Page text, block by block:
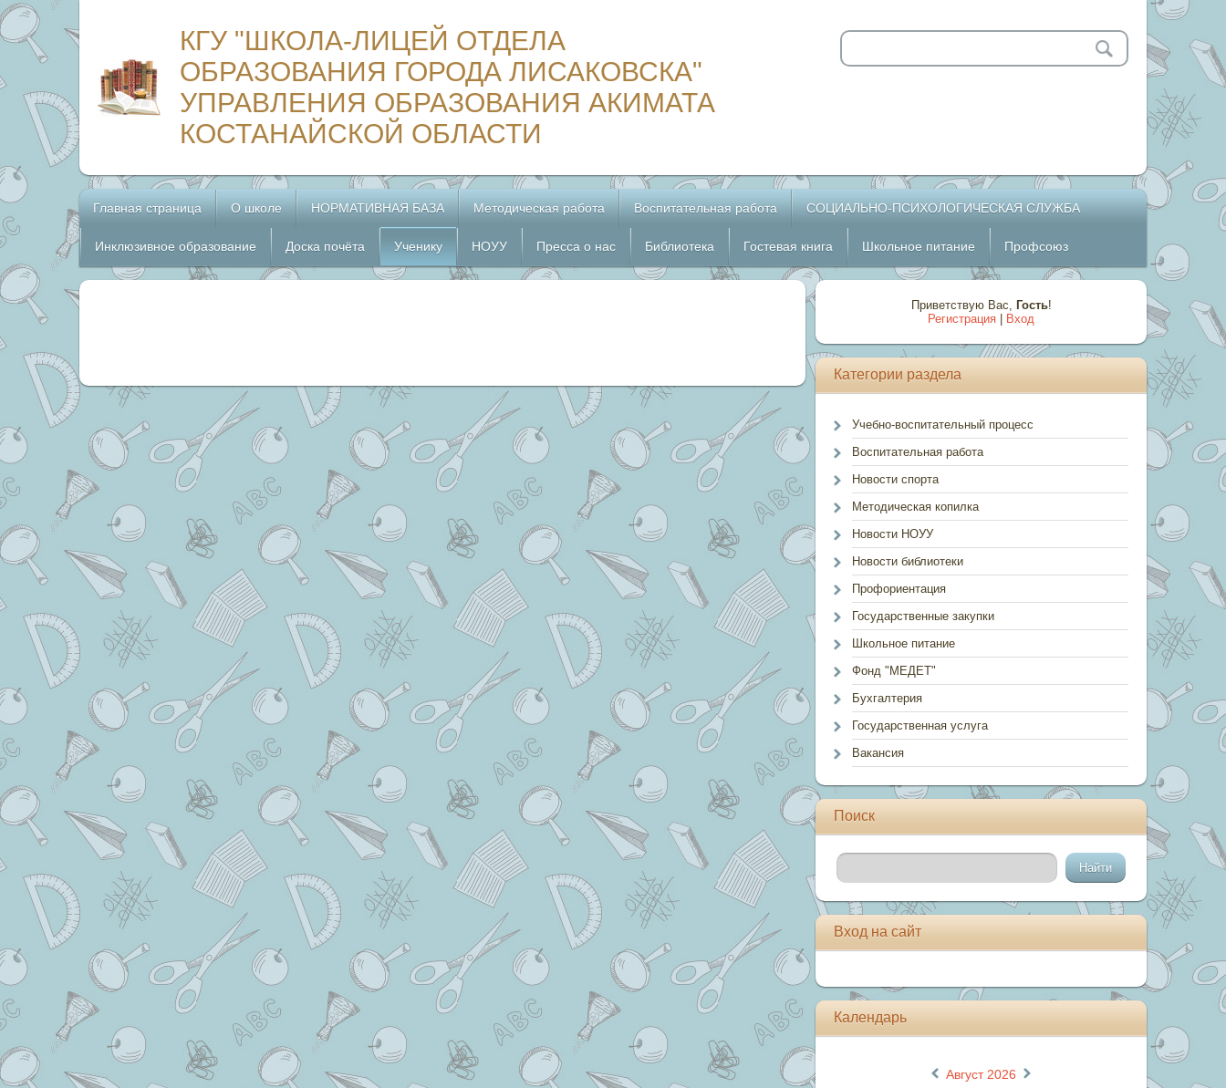
КГУ "ШКОЛА-ЛИЦЕЙ ОТДЕЛА
ОБРАЗОВАНИЯ ГОРОДА ЛИСАКОВСКА"
УПРАВЛЕНИЯ ОБРАЗОВАНИЯ АКИМАТА
КОСТАНАЙСКОЙ ОБЛАСТИ
Главная страница О школе НОРМАТИВНАЯ БАЗА Методическая работа Воспитательная работа СОЦИАЛЬНО-ПСИХОЛОГИЧЕСКАЯ СЛУЖБА
Инклюзивное образование Доска почёта Ученику НОУУ Пресса о нас Библиотека Гостевая книга Школьное питание Профсоюз
Приветствую Вас, Гость!
Регистрация
Вход
Категории раздела
Учебно-воспитательный процесс
Воспитательная работа
Новости спорта
Методическая копилка
Новости НОУУ
Новости библиотеки
Профориентация
Государственные закупки
Школьное питание
Фонд "МЕДЕТ"
Бухгалтерия
Государственная услуга
Вакансия
Поиск
Вход на сайт
Календарь
Август 2026